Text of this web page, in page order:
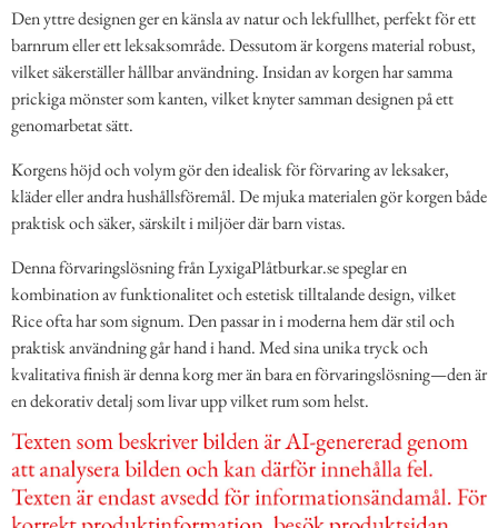
Den yttre designen ger en känsla av natur och lekfullhet, perfekt för ett
barnrum eller ett leksaksområde. Dessutom är korgens material robust,
vilket säkerställer hållbar användning. Insidan av korgen har samma
prickiga mönster som kanten, vilket knyter samman designen på ett
genomarbetat sätt.
Korgens höjd och volym gör den idealisk för förvaring av leksaker,
kläder eller andra hushållsföremål. De mjuka materialen gör korgen både
praktisk och säker, särskilt i miljöer där barn vistas.
Denna förvaringslösning från LyxigaPlåtburkar.se speglar en
kombination av funktionalitet och estetisk tilltalande design, vilket
Rice ofta har som signum. Den passar in i moderna hem där stil och
praktisk användning går hand i hand. Med sina unika tryck och
kvalitativa finish är denna korg mer än bara en förvaringslösning—den är
en dekorativ detalj som livar upp vilket rum som helst.